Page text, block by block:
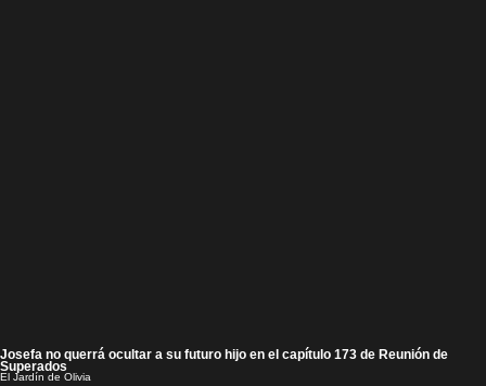
Josefa no querrá ocultar a su futuro hijo en el capítulo 173 de Reunión de
Superados
El Jardín de Olivia